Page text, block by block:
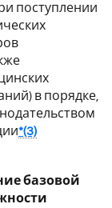
поступлении
в порядке,
*(3)
базовой